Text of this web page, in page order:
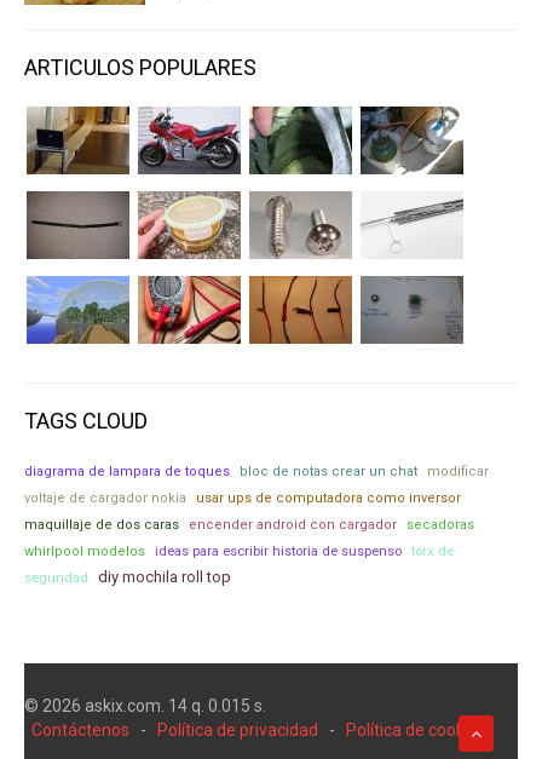
ARTICULOS POPULARES
TAGS CLOUD
diagrama de lampara de toques bloc de notas crear un chat
modificar
voltaje de cargador nokia
usar ups de computadora como inversor
maquillaje de dos caras
encender android con cargador
secadoras
whirlpool modelos
ideas para escribir historia de suspenso
torx de
seguridad
diy mochila roll top
© 2026 askix.com. 14 q. 0.015 s.
Contáctenos
- Política de privacidad - Política de cookies